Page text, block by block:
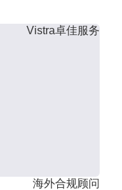
Vistra卓佳服务
海外合规顾问